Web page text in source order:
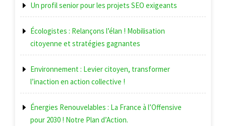
Un profil senior pour les projets SEO exigeants
Écologistes : Relançons l’élan ! Mobilisation
citoyenne et stratégies gagnantes
Environnement : Levier citoyen, transformer
l’inaction en action collective !
Énergies Renouvelables : La France à l’Offensive
pour 2030 ! Notre Plan d’Action.